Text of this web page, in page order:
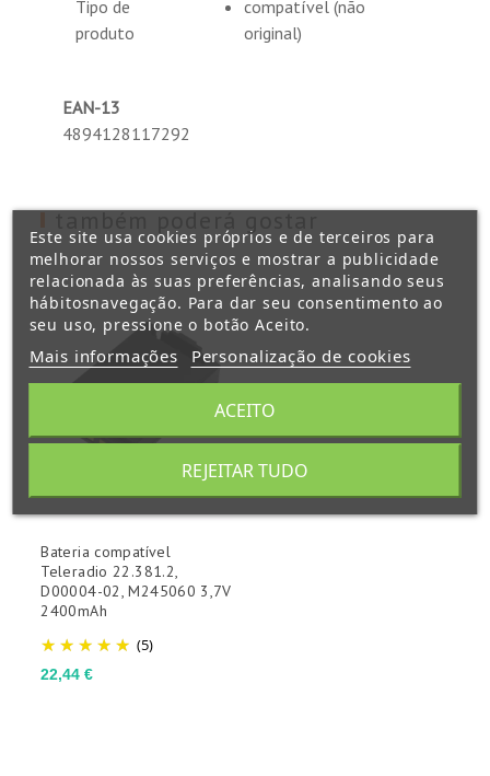
Tipo de
produto
compatível (não
original)
EAN-13
4894128117292
também poderá gostar
(5)
Preço
22,44 €
Bateria compatível
Teleradio 22.381.2,
D00004-02, M245060 3,7V
2400mAh
Este site usa cookies próprios e de terceiros para
melhorar nossos serviços e mostrar a publicidade
relacionada às suas preferências, analisando seus
hábitosnavegação. Para dar seu consentimento ao
seu uso, pressione o botão Aceito.
Mais informações Personalização de cookies
REJEITAR TUDO
ACEITO